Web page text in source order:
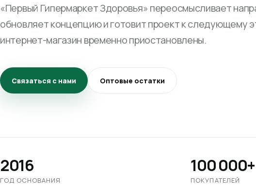
«Первый Гипермаркет Здоровья» переосмысливает
обновляет концепцию и готовит проект к следующему
интернет-магазин временно приостановлены.
Связаться с нами Оптовые остатки
2016
ГОД ОСНОВАНИЯ
100 000+
ПОКУПАТЕЛЕЙ